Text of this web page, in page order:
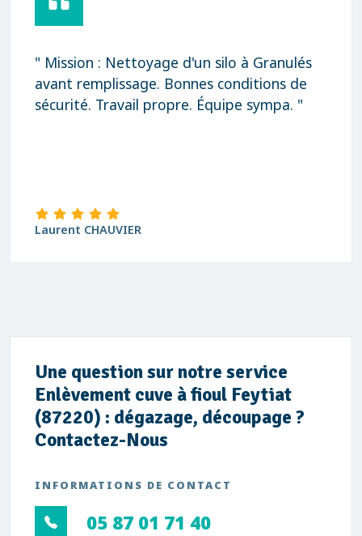
" Mission : Nettoyage d'un silo à Granulés
avant remplissage. Bonnes conditions de
sécurité. Travail propre. Équipe sympa. "
Laurent CHAUVIER
Une question sur notre service
Enlèvement cuve à fioul Feytiat
(87220) : dégazage, découpage ?
Contactez-Nous
INFORMATIONS DE CONTACT
05 87 01 71 40